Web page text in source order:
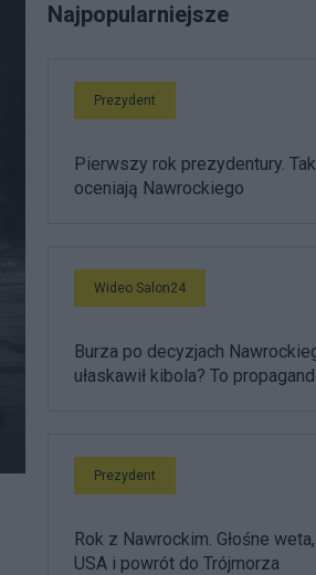
Najpopularniejsze
Prezydent
Pierwszy rok prezydentury.
oceniają Nawrockiego
Wideo Salon24
Burza po decyzjach
ułaskawił kibola? To
Prezydent
Rok z Nawrockim. Głośne
USA i powrót do Trójmorza